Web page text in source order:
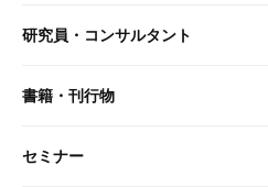
リサーチ
レポート・コラム トップ
最新のレポート・コラム
研究員・コンサルタント
研究員・コンサルタント トップ
研究員
書籍・刊行物
書籍・刊行物 トップ
セミナー